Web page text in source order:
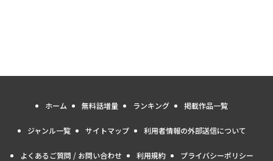
ホーム 無料話増量 ランキング 掲載作品一覧
ジャンル一覧 サイトマップ 利用者情報の外部送信について
よくあるご質問 / お問い合わせ 利用規約 プライバシーポリシー